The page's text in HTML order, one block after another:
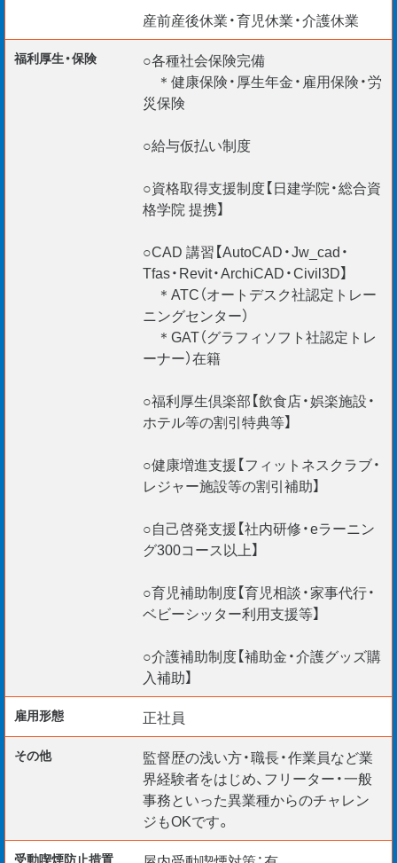
ご不明な点はお気軽にお問い合わせください。
皆様からのご応募お待ちしております。
＊未経験で月給26万円スタート！
＊国家資格取得も目指せます！
【For Foreign Engineers】
（Construction Manager / BIM Manager / CAD Operators
安心してご活躍いただけますよ！
産前産後休業・育児休業・介護休業
福利厚生・保険
○各種社会保険完備
＊健康保険・厚生年金・雇用保険・労
災保険
○給与仮払い制度
○資格取得支援制度【日建学院・総合資
格学院 提携】
○CAD 講習【AutoCAD・Jw_cad・
Tfas・Revit・ArchiCAD・Civil3D】
＊ATC（オートデスク社認定トレー
ニングセンター）
＊GAT（グラフィソフト社認定トレ
ーナー）在籍
○福利厚生倶楽部【飲食店・娯楽施設・
ホテル等の割引特典等】
○健康増進支援【フィットネスクラブ・
レジャー施設等の割引補助】
○自己啓発支援【社内研修・eラーニン
グ300コース以上】
○育児補助制度【育児相談・家事代行・
ベビーシッター利用支援等】
○介護補助制度【補助金・介護グッズ購
入補助】
雇用形態 正社員
その他
監督歴の浅い方・職長・作業員など業
界経験者をはじめ、フリーター・一般
事務といった異業種からのチャレン
ジもOKです。
受動喫煙防⽌措置